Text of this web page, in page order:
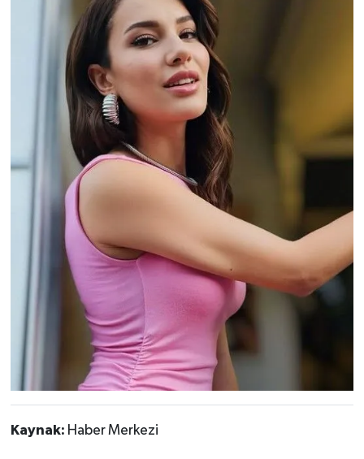
Kaynak: Haber Merkezi